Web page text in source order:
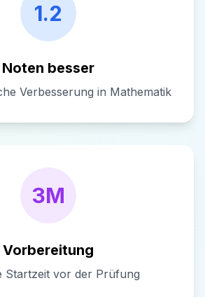
1.2
Noten besser
Verbesserung in Mathematik
3M
Vorbereitung
Startzeit vor der Prüfung